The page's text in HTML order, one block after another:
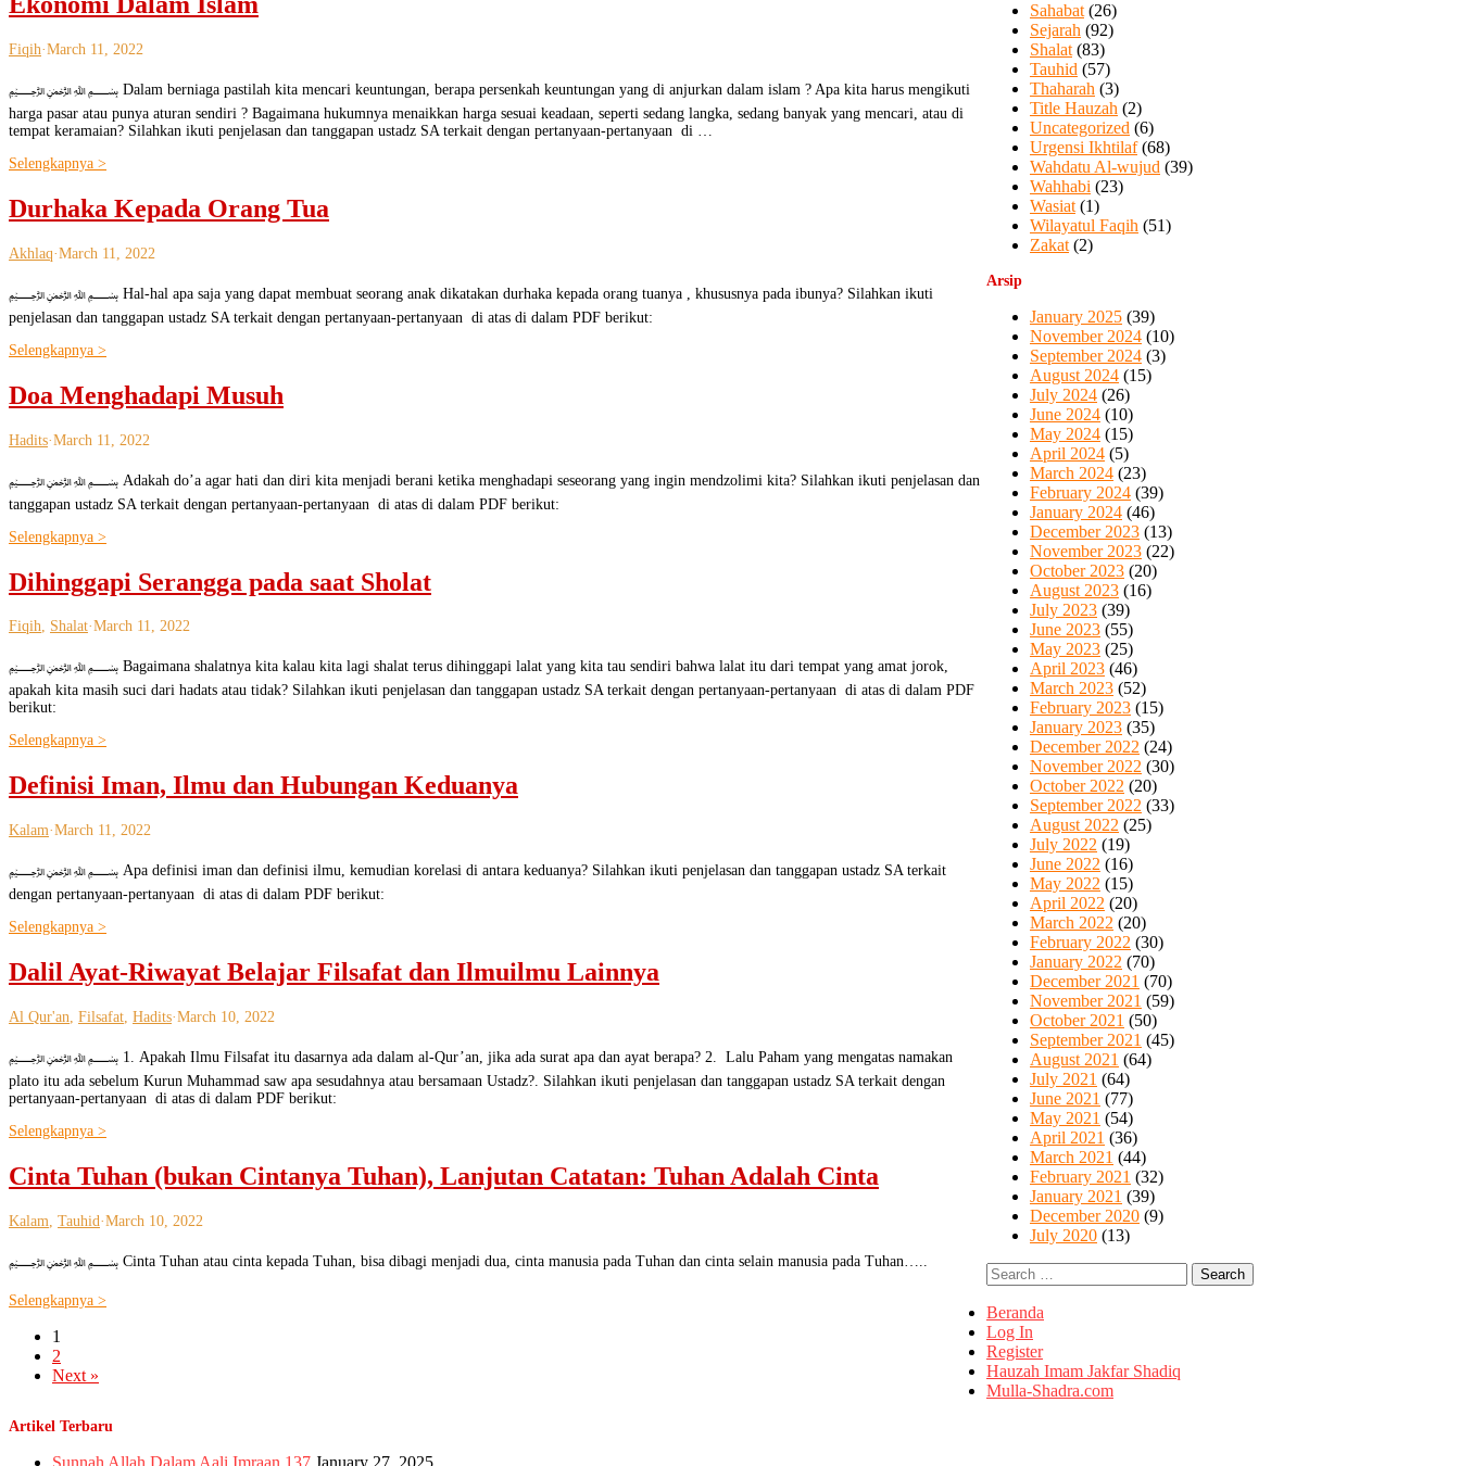
Fiqih·March 11, 2022
﷽ Dalam berniaga pastilah kita mencari keuntungan, berapa persenkah keuntungan yang di anjurkan dalam islam ? Apa kita harus mengikuti
harga pasar atau punya aturan sendiri ? Bagaimana hukumnya menaikkan harga sesuai keadaan, seperti sedang langka, sedang banyak yang mencari, atau di
tempat keramaian? Silahkan ikuti penjelasan dan tanggapan ustadz SA terkait dengan pertanyaan-pertanyaan di …
Selengkapnya >
Durhaka Kepada Orang Tua
Akhlaq·March 11, 2022
﷽ Hal-hal apa saja yang dapat membuat seorang anak dikatakan durhaka kepada orang tuanya , khususnya pada ibunya? Silahkan ikuti
penjelasan dan tanggapan ustadz SA terkait dengan pertanyaan-pertanyaan di atas di dalam PDF berikut:
Selengkapnya >
Doa Menghadapi Musuh
Hadits·March 11, 2022
﷽ Adakah do’a agar hati dan diri kita menjadi berani ketika menghadapi seseorang yang ingin mendzolimi kita? Silahkan ikuti penjelasan dan
tanggapan ustadz SA terkait dengan pertanyaan-pertanyaan di atas di dalam PDF berikut:
Selengkapnya >
Dihinggapi Serangga pada saat Sholat
Fiqih, Shalat·March 11, 2022
﷽ Bagaimana shalatnya kita kalau kita lagi shalat terus dihinggapi lalat yang kita tau sendiri bahwa lalat itu dari tempat yang amat jorok,
apakah kita masih suci dari hadats atau tidak? Silahkan ikuti penjelasan dan tanggapan ustadz SA terkait dengan pertanyaan-pertanyaan di atas di dalam PDF
berikut:
Selengkapnya >
Definisi Iman, Ilmu dan Hubungan Keduanya
Kalam·March 11, 2022
﷽ Apa definisi iman dan definisi ilmu, kemudian korelasi di antara keduanya? Silahkan ikuti penjelasan dan tanggapan ustadz SA terkait
dengan pertanyaan-pertanyaan di atas di dalam PDF berikut:
Selengkapnya >
Dalil Ayat-Riwayat Belajar Filsafat dan Ilmuilmu Lainnya
Al Qur'an, Filsafat, Hadits·March 10, 2022
﷽ 1. Apakah Ilmu Filsafat itu dasarnya ada dalam al-Qur’an, jika ada surat apa dan ayat berapa? 2. Lalu Paham yang mengatas namakan
plato itu ada sebelum Kurun Muhammad saw apa sesudahnya atau bersamaan Ustadz?. Silahkan ikuti penjelasan dan tanggapan ustadz SA terkait dengan
pertanyaan-pertanyaan di atas di dalam PDF berikut:
Selengkapnya >
Cinta Tuhan (bukan Cintanya Tuhan), Lanjutan Catatan: Tuhan Adalah Cinta
Kalam Tauhid ·March 10, 2022
﷽ Cinta Tuhan atau cinta kepada Tuhan, bisa dibagi menjadi dua, cinta manusia pada Tuhan dan cinta selain manusia pada Tuhan…..
Selengkapnya >
1
2
Next »
Sahabat (26)
Sejarah (92)
Shalat (83)
Tauhid (57)
Thaharah (3)
Title Hauzah (2)
Uncategorized (6)
Urgensi Ikhtilaf(68)
Wahdatu Al-wujud (39)
Wahhabi (23)
Wasiat (1)
Wilayatul Faqih (51)
Zakat (2)
Arsip
January 2025 (39)
November 2024 (10)
September 2024 (3)
August 2024 (15)
July 2024 (26)
June 2024 (10)
May 2024 (15)
April 2024 (5)
March 2024 (23)
February 2024 (39)
January 2024 (46)
December 2023 (13)
November 2023 (22)
October 2023 (20)
August 2023 (16)
July 2023 (39)
June 2023 (55)
May 2023 (25)
April 2023 (46)
March 2023 (52)
February 2023 (15)
January 2023 (35)
December 2022 (24)
November 2022 (30)
October 2022 (20)
September 2022 (33)
August 2022 (25)
July 2022 (19)
June 2022 (16)
May 2022 (15)
April 2022 (20)
March 2022 (20)
February 2022 (30)
January 2022 (70)
December 2021 (70)
November 2021 (59)
October 2021 (50)
September 2021 (45)
August 2021 (64)
July 2021 (64)
June 2021 (77)
May 2021 (54)
April 2021 (36)
March 2021 (44)
February 2021 (32)
January 2021 (39)
December 2020 (9)
July 2020 (13)
Search
for:
Beranda
Log In
Register
Hauzah Imam Jakfar Shadiq
Mulla-Shadra.com
Artikel Terbaru